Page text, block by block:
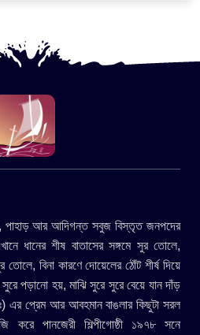
পাহাড় আর আদিগন্ত সবুজ বিস্তৃত জনপদের
ধানের শীষ বাতাসের সঙ্গমে সুর তোলে,
বিনা কারণে দোয়েলের ঠোঁট শীর্ষ দিয়ে
পড়ানো হয়, মাঝি সুরে সুরে বেয়ে যান দাঁড়
এর প্রেম আর আবহমান বাঙলার কিছুটা সরল
করে পানজেরী শিল্পীগোষ্ঠী ১৯৭৮ সনে